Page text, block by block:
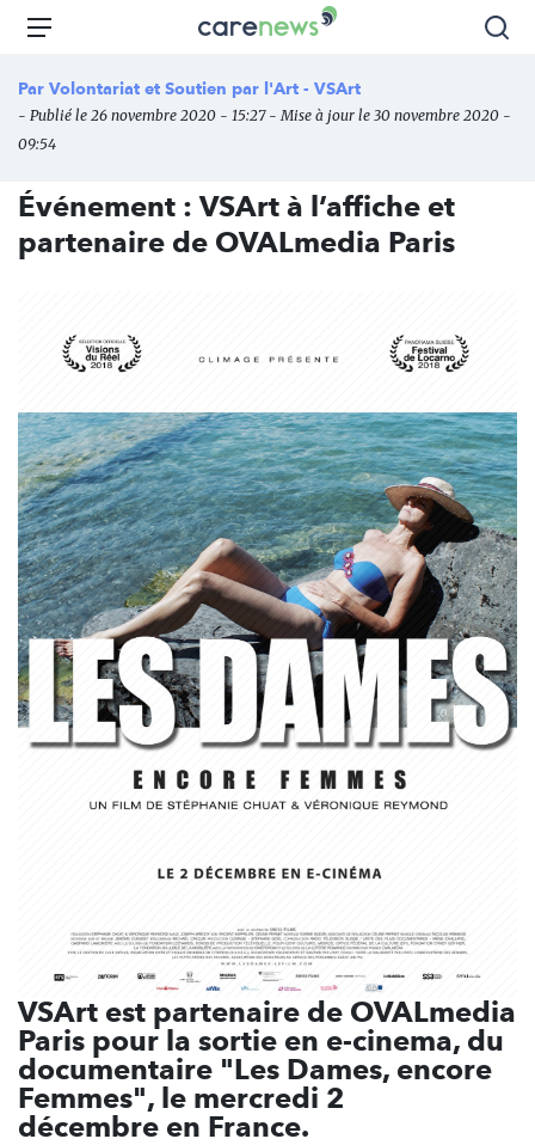
Aller
principal
Carenews,
média
des
l'engagement
Menu
Par Volontariat et Soutien par l'Art - VSArt
- Publié le 26 novembre 2020 - 15:27 - Mise à jour le 30 novembre 2020 -
09:54
Événement : VSArt à l’affiche et
partenaire de OVALmedia Paris
VSArt est partenaire de OVALmedia
Paris pour la sortie en e-cinema, du
documentaire "Les Dames, encore
Femmes", le mercredi 2
décembre en France.